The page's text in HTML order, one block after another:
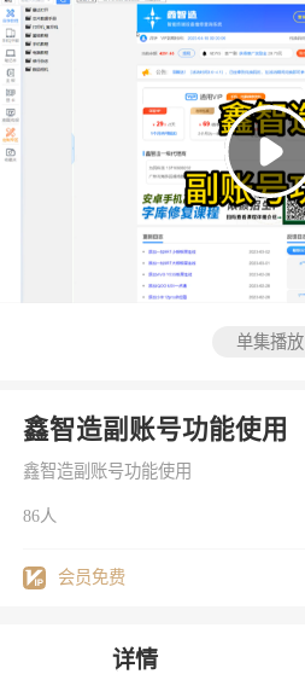
单集播放
鑫智造副账号功能使用
鑫智造副账号功能使用
86人
会员免费
详情